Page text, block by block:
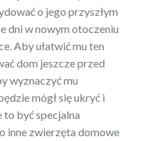
o jego przyszłym
dni w nowym otoczeniu
Aby ułatwić mu ten
dom jeszcze przed
wyznaczyć mu
mógł się ukryć i
być specjalna
inne zwierzęta domowe